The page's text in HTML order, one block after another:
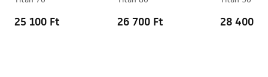
25 100 Ft 26 700 Ft 28 400 Ft